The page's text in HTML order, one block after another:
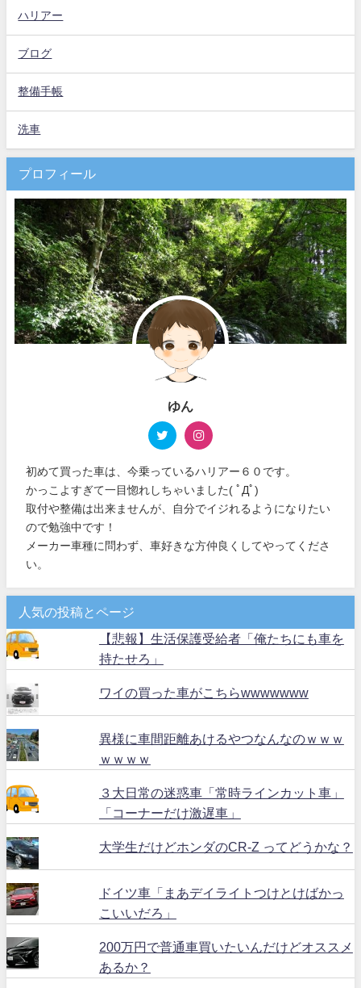
ハリアー
ブログ
整備手帳
洗車
プロフィール
ゆん
初めて買った車は、今乗っているハリアー６０です。
かっこよすぎて一目惚れしちゃいました( ﾟДﾟ)
取付や整備は出来ませんが、自分でイジれるようになりたい
ので勉強中です！
メーカー車種に問わず、車好きな方仲良くしてやってくださ
い。
人気の投稿とページ
【悲報】生活保護受給者「俺たちにも車を
持たせろ」
ワイの買った車がこちらwwwwwww
異様に車間距離あけるやつなんなのｗｗｗ
ｗｗｗｗ
３大日常の迷惑車「常時ラインカット車」
「コーナーだけ激遅車」
大学生だけどホンダのCR-Z ってどうかな？
ドイツ車「まあデイライトつけとけばかっ
こいいだろ」
200万円で普通車買いたいんだけどオススメ
あるか？